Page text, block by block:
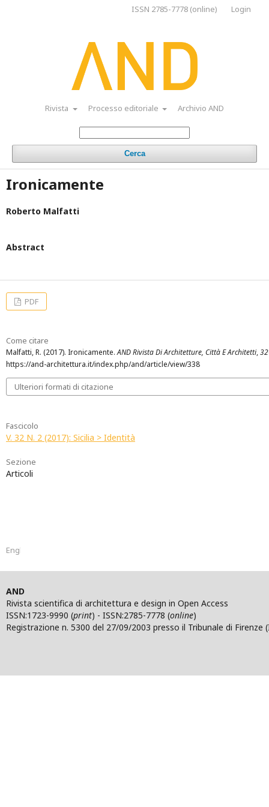
Rivista Processo editoriale Archivio AND
Cerca
ISSN 2785-7778 (online) Login
Ironicamente
Roberto Malfatti
Abstract
PDF
Come citare
Malfatti, R. (2017). Ironicamente.AND Rivista Di Architetture, Città E Architetti,32
https://and-architettura.it/index.php/and/article/view/338
Ulteriori formati di citazione
Fascicolo
V. 32 N. 2 (2017): Sicilia > Identità
Sezione
Articoli
English
AND
Rivista scientifica di architettura e design in Open Access
ISSN:1723-9990 (print) - ISSN:2785-7778 (online)
Registrazione n. 5300 del 27/09/2003 presso il Tribunale di Firenze